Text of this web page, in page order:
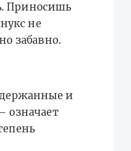
Приносишь
не
забавно.
и
означает